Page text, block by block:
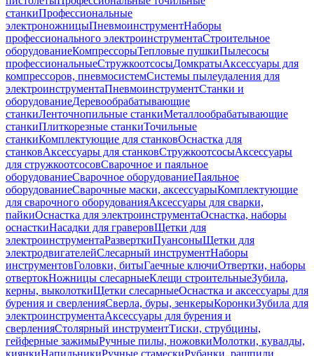
станкиПрофессиональные
электроножницыПневмоинструментНаборы
профессионального электроинструментаСтроительное
оборудованиеКомпрессорыТепловые пушкиПылесосы
профессиональныеСтружкоотсосыДомкратыАксессуары для
компрессоров, пневмосистемСистемы пылеудаления для
электроинструментаПневмоинструментСтанки и
оборудованиеДеревообрабатывающие
станкиЛенточнопильные станкиМеталлообрабатывающие
станкиПлиткорезные станкиТочильные
станкиКомплектующие для станковОснастка для
станковАксессуары для станковСтружкоотсосыАксессуары
для стружкоотсосовСварочное и паяльное
оборудованиеСварочное оборудованиеПаяльное
оборудованиеСварочные маски, аксессуарыКомплектующие
для сварочного оборудованияАксессуары для сварки,
пайкиОснастка для электроинструментаОснастка, наборы
оснасткиНасадки для граверовЩетки для
электроинструментаРазверткиПуансоныЩетки для
электродвигателейСлесарный инструментНаборы
инструментовГоловки, битыГаечные ключиОтвертки, наборы
отвертокНожницы слесарныеКлещи строительныеЗубила,
керны, выколоткиЩетки слесарныеОснастка и аксессуары для
бурения и сверленияСверла, буры, зенкерыКоронкиЗубила для
электроинструментаАксессуары для бурения и
сверленияСтолярный инструментТиски, струбцины,
гейферные зажимыРучные пилы, ножовкиМолотки, кувалды,
киянкиНапильникиРучные стамескиРубанки, рашпили